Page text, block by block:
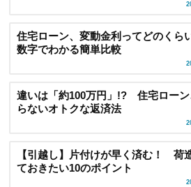
住宅ローン、変動金利ってどのくら
数字でわかる簡単比較
違いは「約100万円」!? 住宅ローン
らないオトクな返済法
【引越し】片付けが早く済む！ 荷
ておきたい10のポイント